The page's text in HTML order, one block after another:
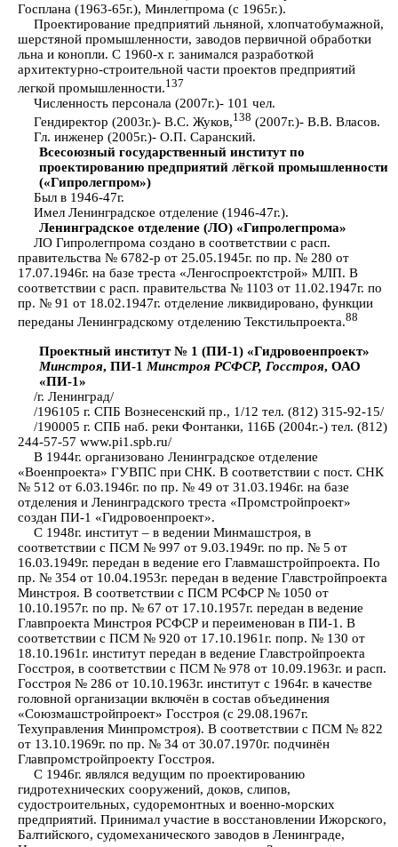
Госплана (1963-65г.), Минлегпрома (с 1965г.).
Проектирование предприятий льняной, хлопчатобумажной,
шерстяной промышленности, заводов первичной обработки
льна и конопли. С 1960-х г. занимался разработкой
архитектурно-строительной части проектов предприятий
легкой промышленности.137
Численность персонала (2007г.)- 101 чел.
Гендиректор (2003г.)- В.С. Жуков,138 (2007г.)- В.В. Власов.
Гл. инженер (2005г.)- О.П. Саранский.
Всесоюзный государственный институт по
проектированию предприятий лёгкой промышленности
(«Гипролегпром»)
Был в 1946-47г.
Имел Ленинградское отделение (1946-47г.).
Ленинградское отделение (ЛО) «Гипролегпрома»
ЛО Гипролегпрома создано в соответствии с расп.
правительства № 6782-р от 25.05.1945г. по пр. № 280 от
17.07.1946г. на базе треста «Ленгоспроектстрой» МЛП. В
соответствии с расп. правительства № 1103 от 11.02.1947г. по
пр. № 91 от 18.02.1947г. отделение ликвидировано, функции
переданы Ленинградскому отделению Текстильпроекта.88
Проектный институт № 1 (ПИ-1) «Гидровоенпроект»
Минстроя, ПИ-1 Минстроя РСФСР, Госстроя, ОАО
«ПИ-1»
/г. Ленинград/
/196105 г. СПБ Вознесенский пр., 1/12 тел. (812) 315-92-15/
/190005 г. СПБ наб. реки Фонтанки, 116Б (2004г.-) тел. (812)
244-57-57 www.pi1.spb.ru/
В 1944г. организовано Ленинградское отделение
«Военпроекта» ГУВПС при СНК. В соответствии с пост. СНК
№ 512 от 6.03.1946г. по пр. № 49 от 31.03.1946г. на базе
отделения и Ленинградского треста «Промстройпроект»
создан ПИ-1 «Гидровоенпроект».
С 1948г. институт – в ведении Минмашстроя, в
соответствии с ПСМ № 997 от 9.03.1949г. по пр. № 5 от
16.03.1949г. передан в ведение его Главмашстройпроекта. По
пр. № 354 от 10.04.1953г. передан в ведение Главстройпроекта
Минстроя. В соответствии с ПСМ РСФСР № 1050 от
10.10.1957г. по пр. № 67 от 17.10.1957г. передан в ведение
Главпроекта Минстроя РСФСР и переименован в ПИ-1. В
соответствии с ПСМ № 920 от 17.10.1961г. попр. № 130 от
18.10.1961г. институт передан в ведение Главстройпроекта
Госстроя, в соответствии с ПСМ № 978 от 10.09.1963г. и расп.
Госстроя № 286 от 10.10.1963г. институт с 1964г. в качестве
головной организации включён в состав объединения
«Союзмашстройпроект» Госстроя (с 29.08.1967г.
Техуправления Минпромстроя). В соответствии с ПСМ № 822
от 13.10.1969г. по пр. № 34 от 30.07.1970г. подчинён
Главпромстройпроекту Госстроя.
С 1946г. являлся ведущим по проектированию
гидротехнических сооружений, доков, слипов,
судостроительных, судоремонтных и военно-морских
предприятий. Принимал участие в восстановлении Ижорского,
Балтийского, судомеханического заводов в Ленинграде,